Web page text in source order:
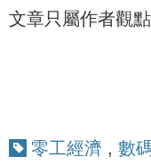
文章只屬作者觀
零工經濟 , 數